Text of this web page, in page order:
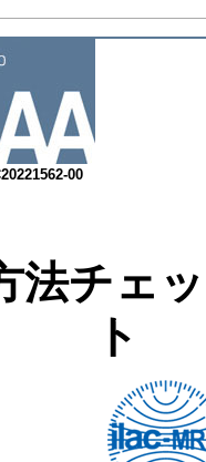
00
法チェ
ト